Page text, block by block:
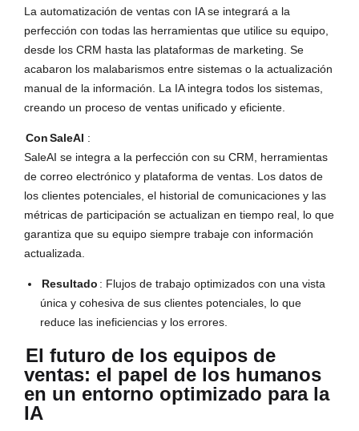
La automatización de ventas con IA se integrará a la
perfección con todas las herramientas que utilice su equipo,
desde los CRM hasta las plataformas de marketing. Se
acabaron los malabarismos entre sistemas o la actualización
manual de la información. La IA integra todos los sistemas,
creando un proceso de ventas unificado y eficiente.
ConSaleAI :
SaleAI se integra a la perfección con su CRM, herramientas
de correo electrónico y plataforma de ventas. Los datos de
los clientes potenciales, el historial de comunicaciones y las
métricas de participación se actualizan en tiempo real, lo que
garantiza que su equipo siempre trabaje con información
actualizada.
Resultado : Flujos de trabajo optimizados con una vista
única y cohesiva de sus clientes potenciales, lo que
reduce las ineficiencias y los errores.
El futuro de los equipos de
ventas: el papel de los humanos
en un entorno optimizado para la
IA